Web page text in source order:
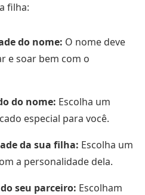
filha:
do nome: O nome deve
e soar bem com o
do nome: Escolha um
especial para você.
da sua filha: Escolha um
a personalidade dela.
seu parceiro: Escolham